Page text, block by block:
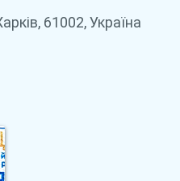
61002, Україна